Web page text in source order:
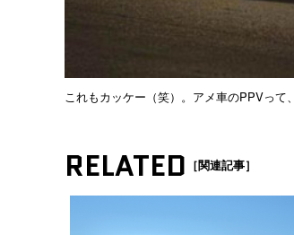
これもカッケー（笑）。アメ車のPPVって
RELATED ［関連記事］